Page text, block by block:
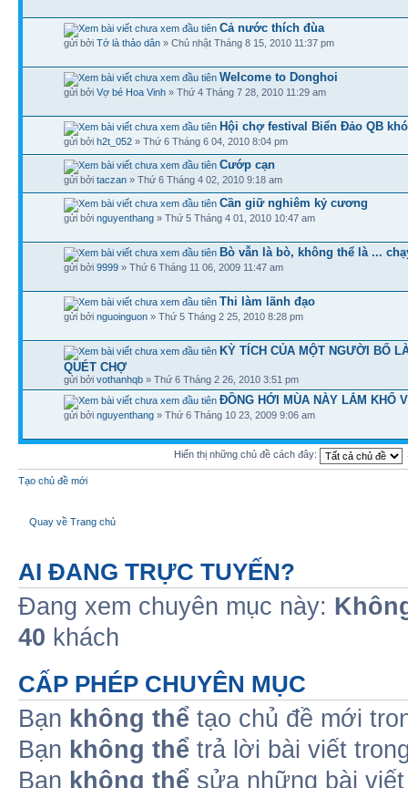
Cả nước thích đùa
gửi bởi Tớ là thảo dân » Chủ nhật Tháng 8 15, 2010 11:37 pm
Welcome to Donghoi
gửi bởi Vợ bé Hoa Vinh » Thứ 4 Tháng 7 28, 2010 11:29 am
Hội chợ festival Biển Đảo QB
gửi bởi h2t_052 » Thứ 6 Tháng 6 04, 2010 8:04 pm
Cướp cạn
gửi bởi taczan » Thứ 6 Tháng 4 02, 2010 9:18 am
Cần giữ nghiêm kỷ cương
gửi bởi nguyenthang » Thứ 5 Tháng 4 01, 2010 10:47 am
Bò vẫn là bò, không thể là ...
gửi bởi 9999 » Thứ 6 Tháng 11 06, 2009 11:47 am
Thi làm lãnh đạo
gửi bởi nguoinguon » Thứ 5 Tháng 2 25, 2010 8:28 pm
KỲ TÍCH CỦA MỘT NGƯỜI BỐ
QUÉT CHỢ
gửi bởi vothanhqb » Thứ 6 Tháng 2 26, 2010 3:51 pm
ĐỒNG HỚI MÙA NÀY LẮM KHỔ
gửi bởi nguyenthang » Thứ 6 Tháng 10 23, 2009 9:06 am
Hiển thị những chủ đề cách đây:
Tạo chủ đề mới
Quay về Trang chủ
AI ĐANG TRỰC TUYẾN?
Đang xem chuyên mục này:
40 khách
CẤP PHÉP CHUYÊN MỤC
Bạn không thể tạo chủ đề mới
Bạn không thể trả lời bài viết
Bạn không thể sửa những bài